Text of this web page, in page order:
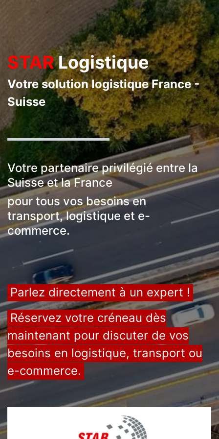
STARLogistique
Votre solution logistique France -
Suisse
Votre partenaire privilégié entre la
Suisse et la France
pour tous vos besoins en
transport, logistique et e-
commerce.
Parlez directement à un expert !
Réservez votre créneau dès
maintenant pour discuter de vos
besoins en logistique, transport ou
e-commerce.